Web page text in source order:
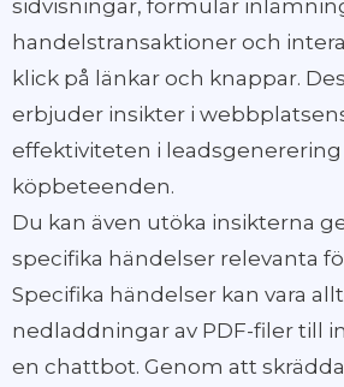
sidvisningar, formulär
handelstransaktioner och
klick på länkar och knappar.
erbjuder insikter i
effektiviteten i leadsgenerering
köpbeteenden.
Du kan även utöka insikterna
specifika händelser relevanta
Specifika händelser kan vara
nedladdningar av PDF-filer till
en chattbot. Genom att